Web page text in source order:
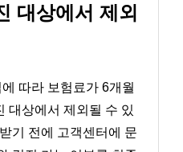
대상에서 제외
따라 보험료가 6개월
대상에서 제외될 수 있
기 전에 고객센터에 문